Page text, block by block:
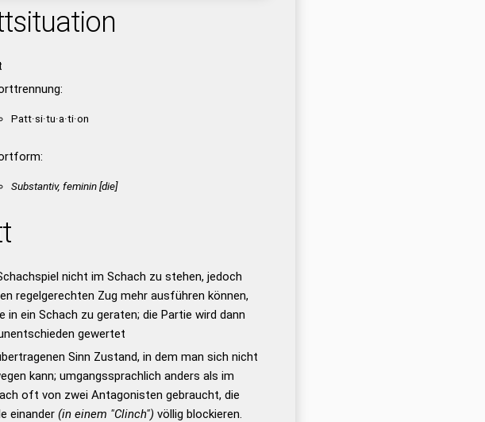
Patt·si·tu·a·ti·on
Substantiv, feminin [die]
nicht im Schach zu stehen, jedoch
regelgerechten Zug mehr ausführen können,
in ein Schach zu geraten; die Partie wird dann
gewertet
Sinn Zustand, in dem man sich nicht
kann; umgangssprachlich anders als im
oft von zwei Antagonisten gebraucht, die
einander (in einem "Clinch") völlig blockieren.